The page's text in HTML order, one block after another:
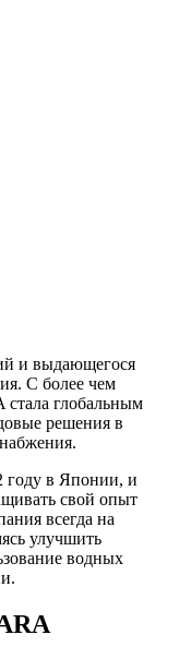
и выдающегося
С более чем
стала глобальным
решения в
году в Японии, и
свой опыт
всегда на
улучшить
водных